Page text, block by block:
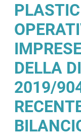
DELLA
2019/